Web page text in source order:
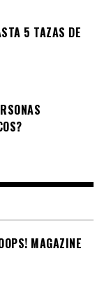
5 TAZAS DE
MAGAZINE